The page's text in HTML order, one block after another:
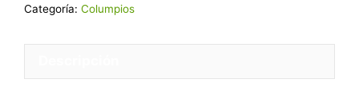
Categoría: Columpios